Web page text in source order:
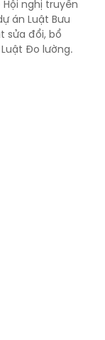
Bộ Khoa học
nghị truyền